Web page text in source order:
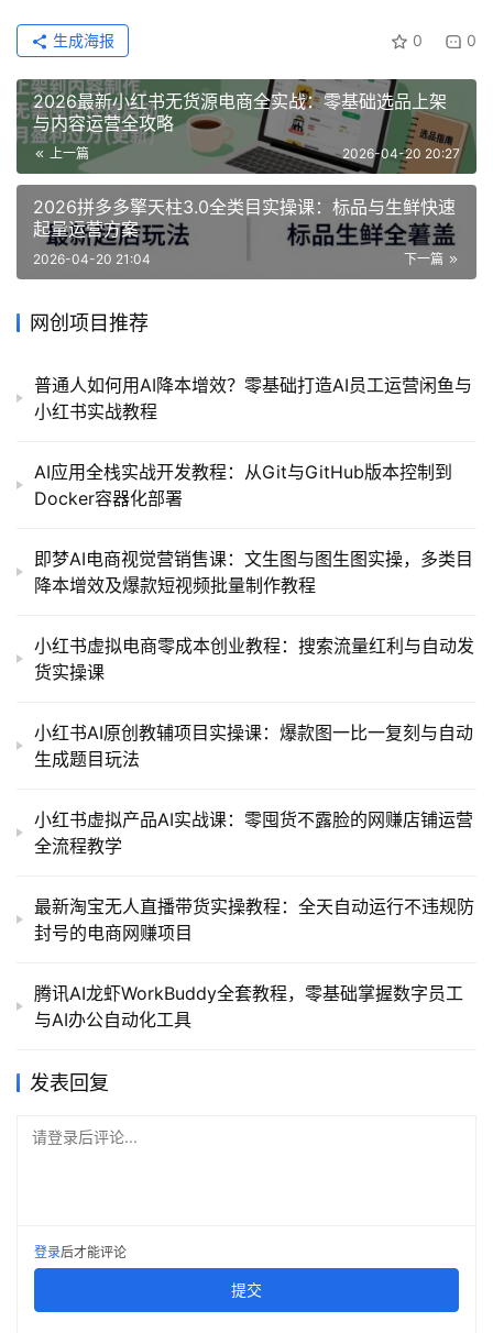
0 0
生成海报
2026最新小红书无货源电商全实战：零基础选品上架
与内容运营全攻略
上一篇 2026-04-20 20:27
2026拼多多擎天柱3.0全类目实操课：标品与生鲜快速
起量运营方案
下一篇
2026-04-20 21:04
网创项目推荐
普通人如何用AI降本增效？零基础打造AI员工运营闲鱼与
小红书实战教程
AI应用全栈实战开发教程：从Git与GitHub版本控制到
Docker容器化部署
即梦AI电商视觉营销售课：文生图与图生图实操，多类目
降本增效及爆款短视频批量制作教程
小红书虚拟电商零成本创业教程：搜索流量红利与自动发
货实操课
小红书AI原创教辅项目实操课：爆款图一比一复刻与自动
生成题目玩法
小红书虚拟产品AI实战课：零囤货不露脸的网赚店铺运营
全流程教学
最新淘宝无人直播带货实操教程：全天自动运行不违规防
封号的电商网赚项目
腾讯AI龙虾WorkBuddy全套教程，零基础掌握数字员工
与AI办公自动化工具
发表回复
请登录后评论...
登录后才能评论
提交